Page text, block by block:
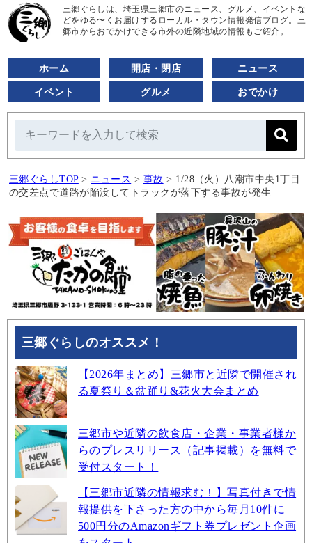
三郷ぐらしは、埼玉県三郷市のニュース、グルメ、イベントな
どをゆる〜くお届けするローカル・タウン情報発信ブログ。三
郷市からおでかけできる市外の近隣地域の情報もご紹介。
ホーム 開店・閉店 ニュース
イベント グルメ おでかけ
三郷ぐらしTOP > ニュース > 事故 > 1/28（火）八潮市中央1丁目
の交差点で道路が陥没してトラックが落下する事故が発生
三郷ぐらしのオススメ！
【2026年まとめ】三郷市と近隣で開催され
る夏祭り＆盆踊り&花火大会まとめ
三郷市や近隣の飲食店・企業・事業者様か
らのプレスリリース（記事掲載）を無料で
受付スタート！
【三郷市近隣の情報求む！】写真付きで情
報提供を下さった方の中から毎月10件に
500円分のAmazonギフト券プレゼント企画